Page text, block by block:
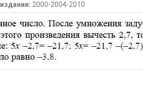
2000-2004-2010